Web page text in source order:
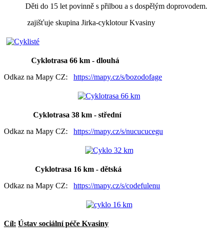
Děti do 15 let povinně s přilbou a s dospělým doprovodem.
zajišťuje skupina Jirka-cyklotour Kvasiny
Cyklotrasa 66 km - dlouhá
Odkaz na Mapy CZ: https://mapy.cz/s/bozodofage
Cyklotrasa 38 km - střední
Odkaz na Mapy CZ: https://mapy.cz/s/nucucucegu
Cyklotrasa 16 km - dětská
Odkaz na Mapy CZ: https://mapy.cz/s/codefulenu
Cíl: Ústav sociální péče Kvasiny